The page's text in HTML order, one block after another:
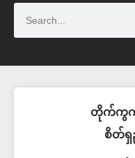
တိုက်ကွက်
စိတ်